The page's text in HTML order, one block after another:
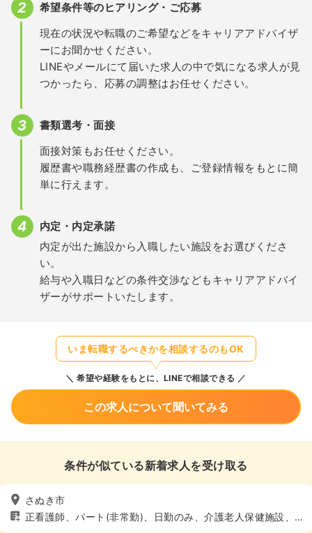
希望条件等のヒアリング・ご応募
現在の状況や転職のご希望などをキャリアアドバイザ
ーにお聞かせください。
LINEやメールにて届いた求人の中で気になる求人が見
つかったら、応募の調整はお任せください。
書類選考・面接
面接対策もお任せください。
履歴書や職務経歴書の作成も、ご登録情報をもとに簡
単に行えます。
内定・内定承諾
内定が出た施設から入職したい施設をお選びくださ
い。
給与や入職日などの条件交渉などもキャリアアドバイ
ザーがサポートいたします。
いま転職するべきかを相談するのもOK
希望や経験をもとに、LINEで相談できる
この求人について聞いてみる
条件が似ている新着求人を受け取る
さぬき市
正看護師、パート(非常勤)、日勤のみ、介護老人保健施設、
介護・福祉系